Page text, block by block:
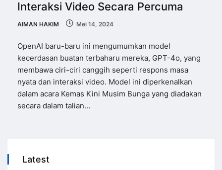
Interaksi Video Secara Percuma
AIMAN HAKIM Mei 14, 2024
OpenAI baru-baru ini mengumumkan model
kecerdasan buatan terbaharu mereka, GPT-4o, yang
membawa ciri-ciri canggih seperti respons masa
nyata dan interaksi video. Model ini diperkenalkan
dalam acara Kemas Kini Musim Bunga yang diadakan
secara dalam talian…
Latest